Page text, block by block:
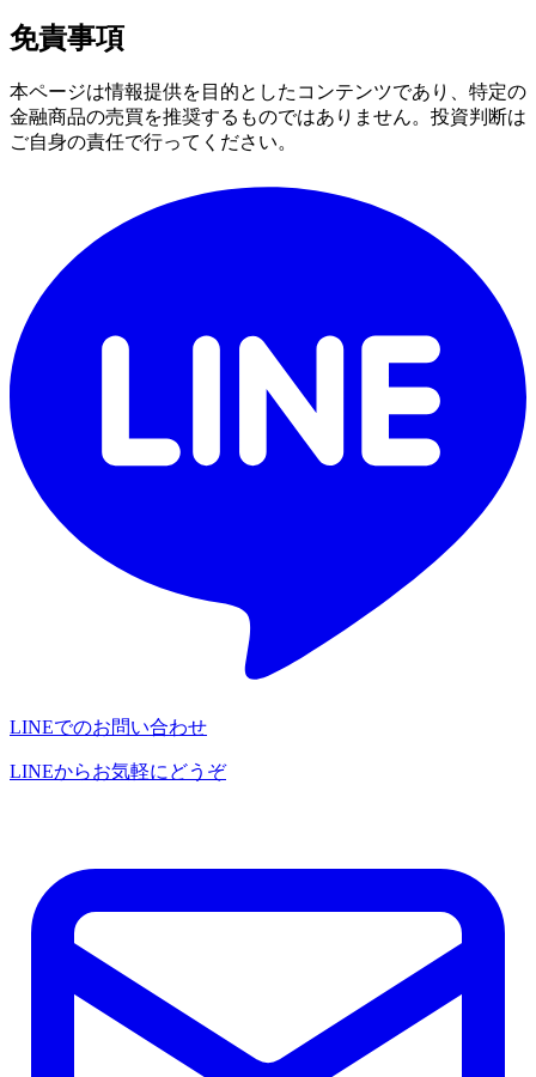
免責事項
本ページは情報提供を目的としたコンテンツであり、特定の
金融商品の売買を推奨するものではありません。投資判断は
ご自身の責任で行ってください。
LINEでのお問い合わせ
LINEからお気軽にどうぞ